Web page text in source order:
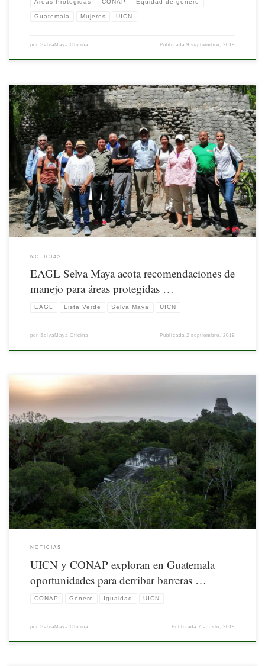
Áreas Protegidas CONAP Equidad de género
Guatemala Mujeres UICN
por SelvaMaya Oficina Publicada9 septiembre, 2019
Nota originalmente publicada por UICN. Disponible
en: https://www.iucn.org/es/news/mexico-america-central-y-el-caribe/201908/eagl-
selva-maya-acota-recomendaciones-de-manejo-para-areas-protegidas-de-mexico-y-
guatemala
NOTICIAS
EAGL Selva Maya acota recomendaciones de
manejo para áreas protegidas …
EAGL Lista Verde Selva Maya UICN
por SelvaMaya Oficina Publicada2 septiembre, 2019
Nota publicada originalmente por la Unión Internacional para la Conservación de
la Naturaleza Disponible en: https://www.iucn.org/news/mexico-central-america-
and-caribbean/201908/uicn-y-conap-exploran-en-guatemala-oportunidades-para-
derribar-las-barreras-que-impiden-la-igualdad-en-la-selva-maya
NOTICIAS
UICN y CONAP exploran en Guatemala
oportunidades para derribar barreras …
CONAP Género Igualdad UICN
por SelvaMaya Oficina Publicada7 agosto, 2019